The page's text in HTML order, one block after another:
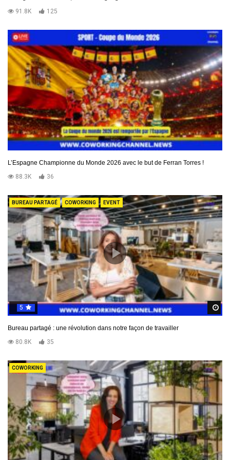
91.8K
125
L’Espagne Championne du Monde 2026 avec le but de Ferran Torres !
88.3K
36
BUREAU PARTAGÉ COWORKING EVENT
5
Bureau partagé : une révolution dans notre façon de travailler
80.8K
35
COWORKING